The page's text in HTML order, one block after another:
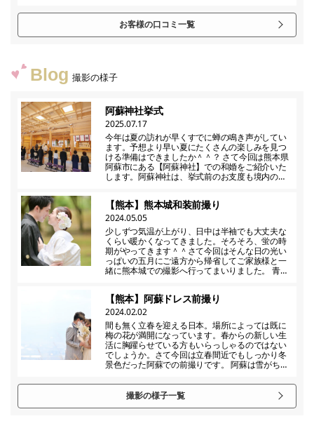
お客様の口コミ一覧
Blog 撮影の様子
阿蘇神社挙式
2025.07.17
今年は夏の訪れが早くすでに蝉の鳴き声がしてい
ます。予想より早い夏にたくさんの楽しみを見つ
ける準備はできましたか＾＾？ さて今回は熊本県
阿蘇市にある【阿蘇神社】での和婚をご紹介いた
します。阿蘇神社は、挙式前のお支度も境内の…
【熊本】熊本城和装前撮り
2024.05.05
少しずつ気温が上がり、日中は半袖でも大丈夫な
くらい暖かくなってきました。そろそろ、蛍の時
期がやってきます＾＾さて今回はそんな日の光い
っぱいの五月にご遠方から帰省してご家族様と一
緒に熊本城での撮影へ行ってまいりました。 青…
【熊本】阿蘇ドレス前撮り
2024.02.02
間も無く立春を迎える日本。場所によっては既に
梅の花が満開になっています。春からの新しい生
活に胸躍らせている方もいらっしゃるのではない
でしょうか。さて今回は立春間近でもしっかり冬
景色だった阿蘇での前撮りです。 阿蘇は雪がち…
撮影の様子一覧